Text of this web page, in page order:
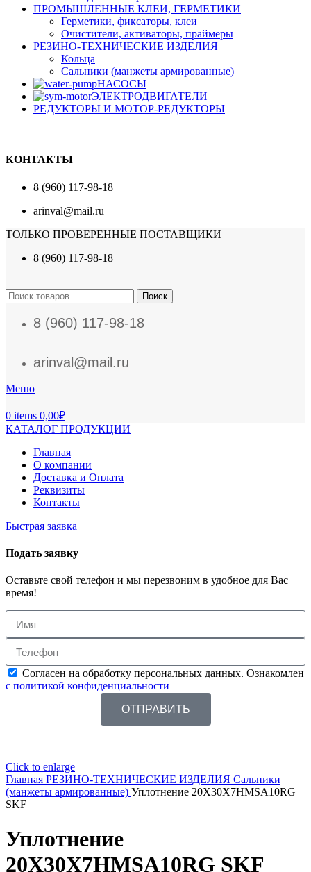
ПРОМЫШЛЕННЫЕ КЛЕИ, ГЕРМЕТИКИ
Герметики, фиксаторы, клеи
Очистители, активаторы, праймеры
РЕЗИНО-ТЕХНИЧЕСКИЕ ИЗДЕЛИЯ
Кольца
Сальники (манжеты армированные)
НАСОСЫ
ЭЛЕКТРОДВИГАТЕЛИ
РЕДУКТОРЫ И МОТОР-РЕДУКТОРЫ
КОНТАКТЫ
8 (960) 117-98-18
arinval@mail.ru
ТОЛЬКО ПРОВЕРЕННЫЕ ПОСТАВЩИКИ
8 (960) 117-98-18
Поиск
8 (960) 117-98-18
arinval@mail.ru
Меню
0 items 0,00₽
КАТАЛОГ ПРОДУКЦИИ
Главная
О компании
Доставка и Оплата
Реквизиты
Контакты
Быстрая заявка
Подать заявку
Оставьте свой телефон и мы перезвоним в удобное для Вас
время!
Согласен на обработку персональных данных. Ознакомлен
с политикой конфиденциальности
ОТПРАВИТЬ
Click to enlarge
Главная РЕЗИНО-ТЕХНИЧЕСКИЕ ИЗДЕЛИЯ Сальники
(манжеты армированные) Уплотнение 20X30X7HMSA10RG
SKF
Уплотнение
20X30X7HMSA10RG SKF